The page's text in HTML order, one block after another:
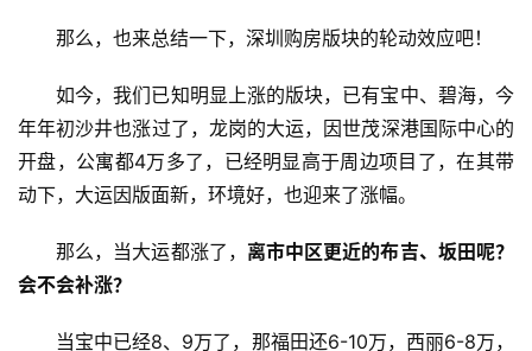
那么，也来总结一下，深圳购房版块的轮动效应吧！
如今，我们已知明显上涨的版块，已有宝中、碧海，今
年年初沙井也涨过了，龙岗的大运，因世茂深港国际中心的
开盘，公寓都4万多了，已经明显高于周边项目了，在其带
动下，大运因版面新，环境好，也迎来了涨幅。
那么，当大运都涨了， 离市中区更近的布吉、坂田呢？
会不会补涨？
当宝中已经8、9万了，那福田还6-10万，西丽6-8万，